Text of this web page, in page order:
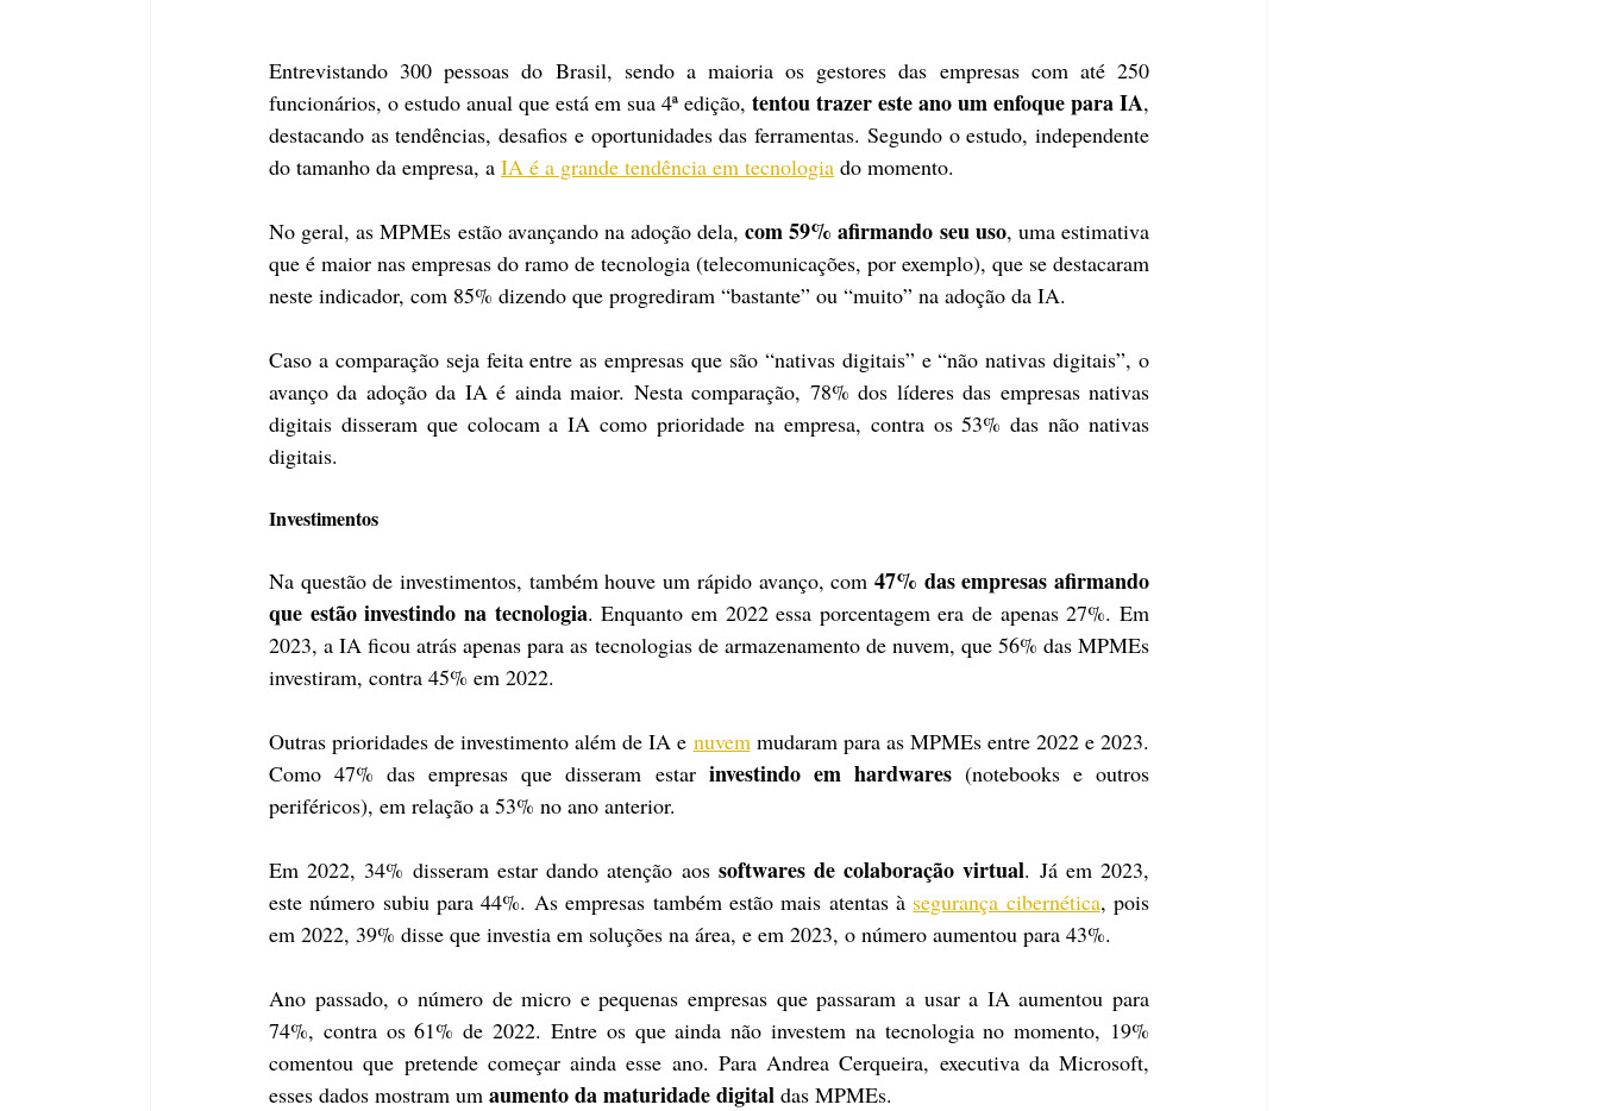
Entrevistando 300 pessoas do Brasil, sendo a maioria os gestores das empresas com até 250
funcionários, o estudo anual que está em sua 4ª edição, tentou trazer este ano um enfoque para IA,
destacando as tendências, desafios e oportunidades das ferramentas. Segundo o estudo, independente
do tamanho da empresa, a IA é a grande tendência em tecnologia do momento.
No geral, as MPMEs estão avançando na adoção dela, com 59% afirmando seu uso, uma estimativa
que é maior nas empresas do ramo de tecnologia (telecomunicações, por exemplo), que se destacaram
neste indicador, com 85% dizendo que progrediram “bastante” ou “muito” na adoção da IA.
Caso a comparação seja feita entre as empresas que são “nativas digitais” e “não nativas digitais”, o
avanço da adoção da IA é ainda maior. Nesta comparação, 78% dos líderes das empresas nativas
digitais disseram que colocam a IA como prioridade na empresa, contra os 53% das não nativas
digitais.
Investimentos
Na questão de investimentos, também houve um rápido avanço, com 47% das empresas afirmando
que estão investindo na tecnologia. Enquanto em 2022 essa porcentagem era de apenas 27%. Em
2023, a IA ficou atrás apenas para as tecnologias de armazenamento de nuvem, que 56% das MPMEs
investiram, contra 45% em 2022.
Outras prioridades de investimento além de IA e nuvem mudaram para as MPMEs entre 2022 e 2023.
Como 47% das empresas que disseram estar investindo em hardwares (notebooks e outros
periféricos), em relação a 53% no ano anterior.
Em 2022, 34% disseram estar dando atenção aos softwares de colaboração virtual. Já em 2023,
este número subiu para 44%. As empresas também estão mais atentas à segurança cibernética, pois
em 2022, 39% disse que investia em soluções na área, e em 2023, o número aumentou para 43%.
Ano passado, o número de micro e pequenas empresas que passaram a usar a IA aumentou para
74%, contra os 61% de 2022. Entre os que ainda não investem na tecnologia no momento, 19%
comentou que pretende começar ainda esse ano. Para Andrea Cerqueira, executiva da Microsoft,
esses dados mostram um aumento da maturidade digital das MPMEs.